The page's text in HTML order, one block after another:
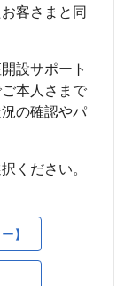
客さまと同
設サポート
本人さまで
の確認やパ
】